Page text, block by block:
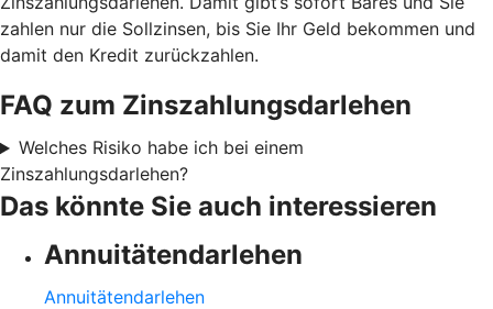
zahlen nur die Sollzinsen, bis Sie Ihr Geld bekommen und
damit den Kredit zurückzahlen.
FAQ zum Zinszahlungsdarlehen
Welches Risiko habe ich bei einem
Zinszahlungsdarlehen?
Das könnte Sie auch interessieren
Annuitätendarlehen
Annuitätendarlehen